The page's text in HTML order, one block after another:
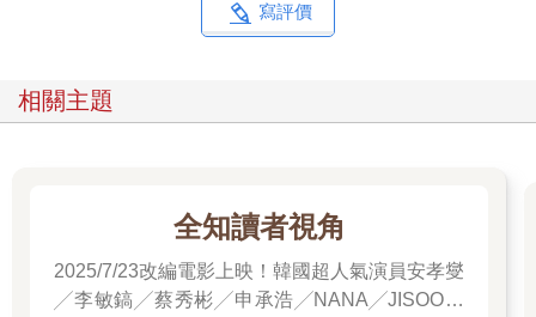
寫評價
相關主題
全知讀者視角
2025/7/23改編電影上映！韓國超人氣演員安孝燮
╱李敏鎬╱蔡秀彬╱申承浩╱NANA╱JISOO領